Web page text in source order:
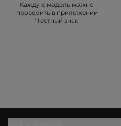
Каждую модель можно
проверить в приложении
Честный знак